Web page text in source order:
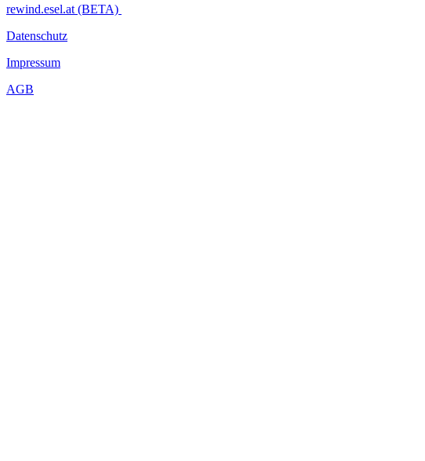
rewind.esel.at (BETA)
Datenschutz
Impressum
AGB